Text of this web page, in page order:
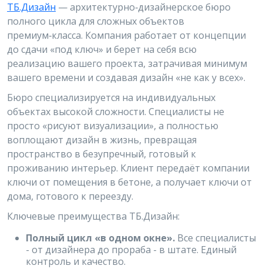
ТБ.Дизайн — архитектурно‑дизайнерское бюро
полного цикла для сложных объектов
премиум‑класса. Компания работает от концепции
до сдачи «под ключ» и берет на себя всю
реализацию вашего проекта, затрачивая минимум
вашего времени и создавая дизайн «не как у всех».
Бюро специализируется на индивидуальных
объектах высокой сложности. Специалисты не
просто «рисуют визуализации», а полностью
воплощают дизайн в жизнь, превращая
пространство в безупречный, готовый к
проживанию интерьер. Клиент передаёт компании
ключи от помещения в бетоне, а получает ключи от
дома, готового к переезду.
Ключевые преимущества ТБ.Дизайн:
Полный цикл «в одном окне». Все специалисты
- от дизайнера до прораба - в штате. Единый
контроль и качество.